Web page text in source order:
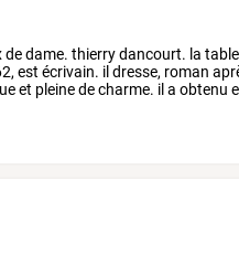
dedame. thierrydancourt. la table
est écrivain. il dresse, roman
et pleinedecharme. il a obtenu